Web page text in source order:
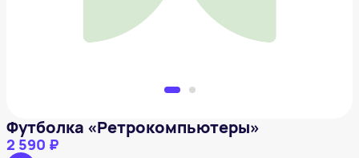
Футболка «Ретрокомпьютеры»
2 590 ₽